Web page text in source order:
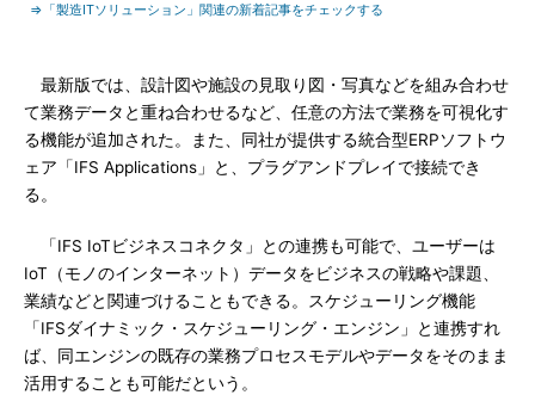
⇒「製造ITソリューション」関連の新着記事をチェックする
最新版では、設計図や施設の見取り図・写真などを組み合わせ
て業務データと重ね合わせるなど、任意の方法で業務を可視化す
る機能が追加された。また、同社が提供する統合型ERPソフトウ
ェア「IFS Applications」と、プラグアンドプレイで接続でき
る。
「IFS IoTビジネスコネクタ」との連携も可能で、ユーザーは
IoT（モノのインターネット）データをビジネスの戦略や課題、
業績などと関連づけることもできる。スケジューリング機能
「IFSダイナミック・スケジューリング・エンジン」と連携すれ
ば、同エンジンの既存の業務プロセスモデルやデータをそのまま
活用することも可能だという。